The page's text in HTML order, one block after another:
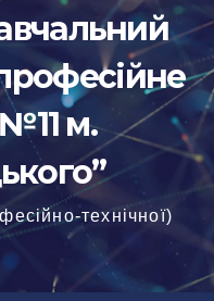
м.
технічної)